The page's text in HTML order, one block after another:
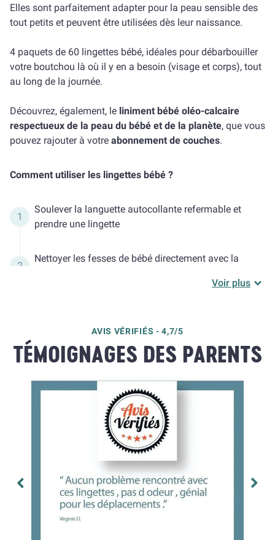
Elles sont parfaitement adapter pour la peau sensible des
tout petits et peuvent être utilisées dès leur naissance.
4 paquets de 60 lingettes bébé, idéales pour débarbouiller
votre boutchou là où il y en a besoin (visage et corps), tout
au long de la journée.
Découvrez, également, le liniment bébé oléo-calcaire
respectueux de la peau du bébé et de la planète, que vous
pouvez rajouter à votre abonnement de couches.
Comment utiliser les lingettes bébé ?
Soulever la languette autocollante refermable et
prendre une lingette
Nettoyer les fesses de bébé directement avec la
la fraîcheur de vos lingettes
Utilisation corps et visage.
Lingettes à l'eau bébé : composition
Benzoate de sodium
Citrate de sodium
Myristamidopropyl PG-Dimonium chloride phosphate
Voir plus
AVIS VÉRIFIÉS - 4,7/5
TÉMOIGNAGES DES PARENTS